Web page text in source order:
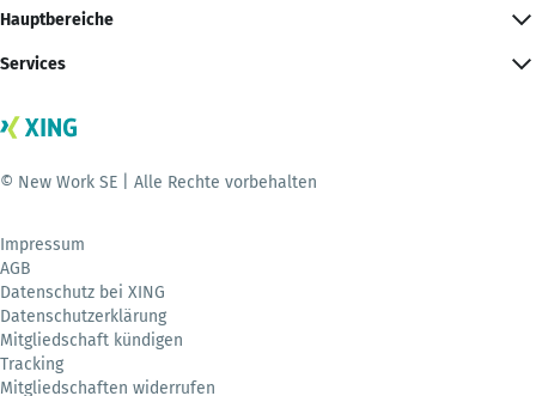
Hauptbereiche
Services
© New Work SE | Alle Rechte vorbehalten
Impressum
AGB
Datenschutz bei XING
Datenschutzerklärung
Mitgliedschaft kündigen
Tracking
Mitgliedschaften widerrufen